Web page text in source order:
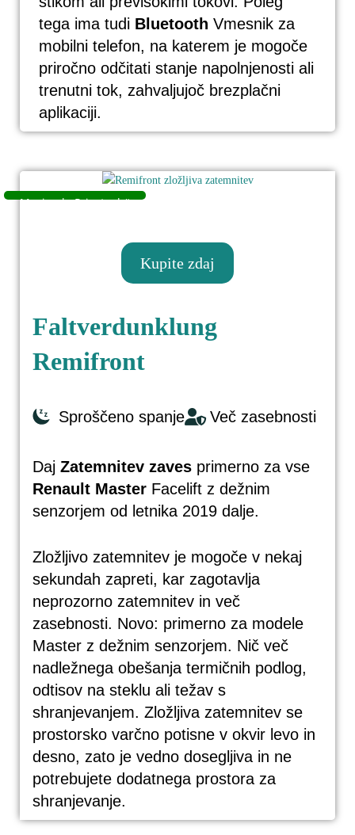
tega ima tudi Bluetooth Vmesnik za
mobilni telefon, na katerem je mogoče
priročno odčitati stanje napolnjenosti ali
trenutni tok, zahvaljujoč brezplačni
aplikaciji.
Kupite zdaj
Faltverdunklung
Remifront
Ahorn Camp Alaska TE, modelno
Sproščeno spanje Več zasebnosti
Daj Zatemnitev zaves primerno za vse
Renault Master Facelift z dežnim
senzorjem od letnika 2019 dalje.
Zložljivo zatemnitev je mogoče v nekaj
sekundah zapreti, kar zagotavlja
neprozorno zatemnitev in več
zasebnosti. Novo: primerno za modele
Master z dežnim senzorjem. Nič več
nadležnega obešanja termičnih podlog,
odtisov na steklu ali težav s
shranjevanjem. Zložljiva zatemnitev se
prostorsko varčno potisne v okvir levo in
desno, zato je vedno dosegljiva in ne
potrebujete dodatnega prostora za
shranjevanje.